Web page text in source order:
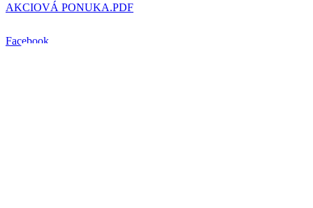
AKCIOVÁ PONUKA.PDF
Facebook